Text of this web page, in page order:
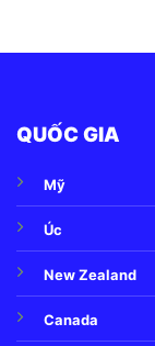
QUỐC GIA
Mỹ
Úc
New Zealand
Canada